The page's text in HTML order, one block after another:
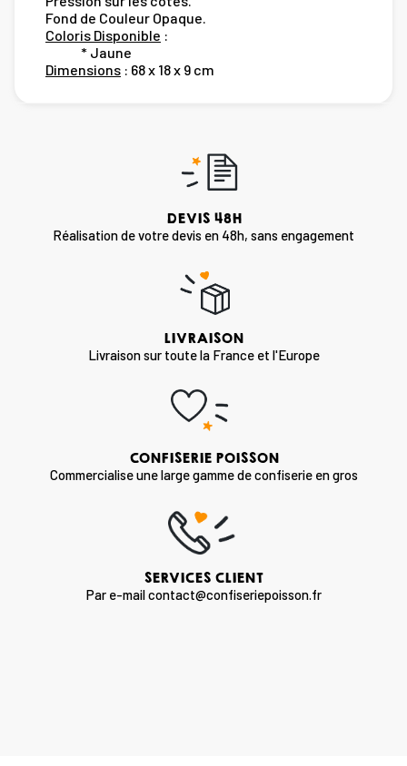
Fond de Couleur Opaque.
Coloris Disponible :
* Jaune
Dimensions : 68 x 18 x 9 cm
DEVIS 48H
Réalisation de votre devis en 48h, sans engagement
LIVRAISON
Livraison sur toute la France et l'Europe
CONFISERIE POISSON
Commercialise une large gamme de confiserie en gros
SERVICES CLIENT
Par e-mail contact@confiseriepoisson.fr